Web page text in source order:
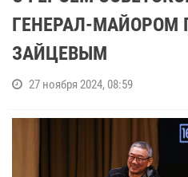
ГЕНЕРАЛ-МАЙОРОМ
ЗАЙЦЕВЫМ
27 ноября 2024, 08:59